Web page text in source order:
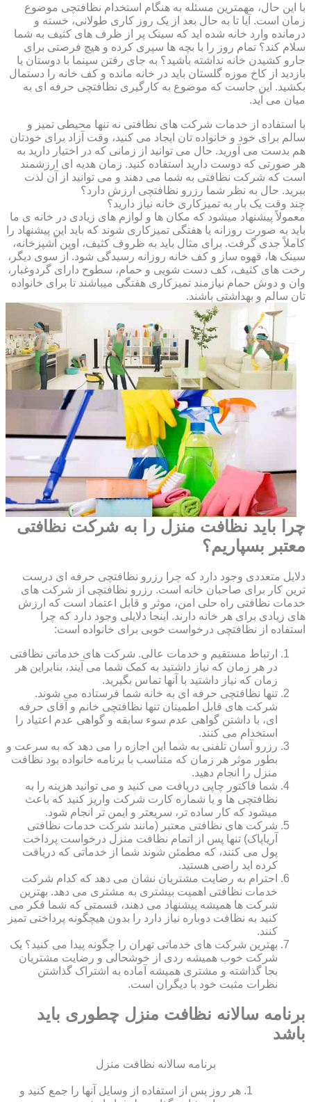
با این حال، مهمترین مسئله به هنگام استخدام نظافتچی موضوع
زمان است. آیا تا به حال بعد از یک روز کاری طولانی، خسته و
درمانده وارد خانه شده اید که سینک پر از ظرف های کثیف به شما
سلام کند؟ تمام روز را با بچه ها سپری کرده و هیچ فرصتی برای
جارو کشیدن خانه نداشته باشید؟ به جای رفتن سینما با دوستان یا
بازدید از کاخ موزه گلستان باید در خانه مانده و کف خانه را دستمال
بکشید. این جاست که موضوع به کارگیری نظافتچی حرفه ای به
میان می آید.
با استفاده از خدمات شرکت های نظافتی نه تنها محیطی تمیز و
سالم برای خود و خانواده تان ایجاد می کنید، وقت آزاد برای خودتان
هم بدست می آورید. حال می توانید از زمانی که در اختیار دارید به
هر صورتی که دوست دارید استفاده کنید. زمان هدیه ای ارزشمند
است که شرکت نظافتی به شما می دهند و می توانید از آن لذت
ببرید. حال به نظر شما رزرو نظافتچی ارزش دارد؟
چند وقت یک بار به تمیزکاری خانه نیاز دارید؟
معمولاً پیشنهاد میشود که مکان ها و لوازم های زیادی در خانه ی ما
باید به صورت روزانه یا هفتگی تمیزکاری شوند که باید این پیشنهاد را
کاملاً جدی گرفت. برای مثال باید به ظروف کثیف، اوپن آشپزخانه،
سینک ها، قهوه ساز و کف خانه روزانه رسیدگی شود. از سوی دیگر،
رخت های کثیف، کف دست شویی و حمام، سطوح دارای گردوغبار،
وان و دوش حمام نیازمند تمیزکاری هفتگی میباشند تا برای خانواده
تان سالم و بهداشتی باشند.
چرا باید نظافت منزل را به شرکت نظافتی
معتبر بسپاریم؟
دلایل متعددی وجود دارد که چرا رزرو نظافتچی حرفه ای درست
ترین کار برای صاحبان خانه است. رزرو نظافتچی از شرکت های
خدمات نظافتی راه حلی امن، موثر و قابل اعتماد است که ارزش
های زیادی برای هر خانه دارند. اینجا دلایلی وجود دارد که چرا
استفاده از نظافتچی درخواست خوبی برای خانواده است:
ارتباط مستقیم و خدمات عالی. شرکت های خدماتی نظافتی
در هر زمان که نیاز داشتید به کمک شما می آیند، بنابراین هر
زمان که نیاز داشتید با آنها تماس بگیرید.
تنها نظافتچی حرفه ای به خانه شما فرستاده می شوند.
شرکت های قابل اطمینان تنها نظافتچی خانم و آقای حرفه
ای، با داشتن گواهی عدم سوء سابقه و گواهی عدم اعتیاد را
استخدام می کنند.
رزرو آسان تلفنی به شما این اجازه را می دهد که به سرعت و
بطور موثر هر زمان که متناسب با برنامه خانواده بود نظافت
منزل را انجام دهید.
شما فاکتور چاپی دریافت می کنید و می توانید هزینه را به
نظافتچی ها و یا شماره کارت شرکت واریز کنید که باعث
میشود که کار ساده تر، سریعتر و ایمن تر انجام شود.
شرکت های نظافتی معتبر (مانند شرکت خدمات نظافتی
آریاپاک) تنها پس از اتمام نظافت منزل درخواست پرداخت
پول می کنند، که مطمئن شوند شما از خدماتی که دریافت
کرده اید راضی هستید.
احترام به رضایت مشتریان نشان می دهد که کدام شرکت
خدمات نظافتی اهمیت بیشتری به مشتری می دهد. بهترین
شرکت ها همیشه پیشنهاد می دهند، قسمتی که شما فکر می
کنید به نظافت دوباره نیاز دارد را بدون هیچگونه پرداختی تمیز
کنند.
بهترین شرکت های خدماتی تهران را چگونه پیدا می کنید؟ یک
شرکت خوب همیشه ردی از خوشحالی و رضایت مشتریان
بجا گذاشته و مشتری همیشه آماده به اشتراک گذاشتن
نظرات مثبت خود با دیگران است.
برنامه سالانه نظافت منزل چطوری باید
باشد
برنامه سالانه نظافت منزل
هر روز پس از استفاده از وسایل آنها را جمع کنید و